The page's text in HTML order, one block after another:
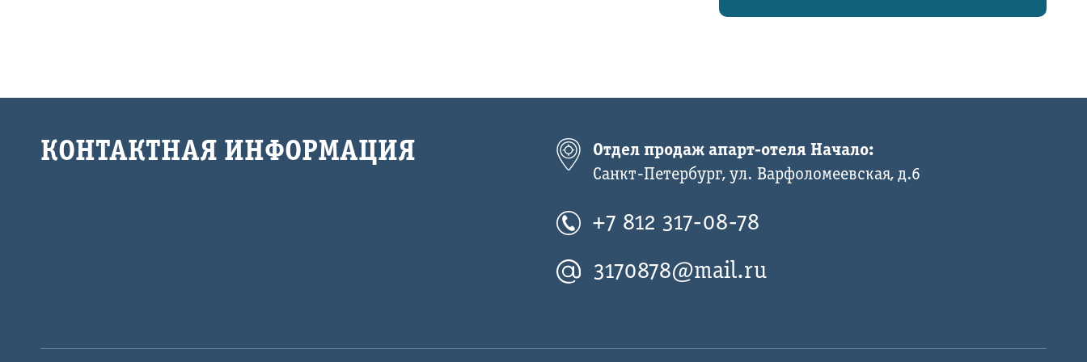
КОНТАКТНАЯ ИНФОРМАЦИЯ
Отдел продаж апарт-отеля Начало:
Санкт-Петербург, ул. Варфоломеевская, д.6
+7 812 317-08-78
3170878@mail.ru